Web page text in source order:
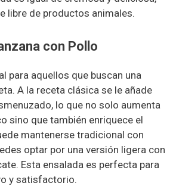
libre de productos animales.
con Pollo
para aquellos que buscan una
A la receta clásica se le añade
lo que no solo aumenta
sino que también enriquece el
mantenerse tradicional con
optar por una versión ligera con
Esta ensalada es perfecta para
y satisfactorio.